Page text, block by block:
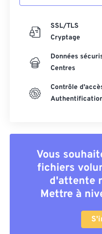
SSL/TLS
Cryptage
Données
Centres
Contrôle
Vous
fichiers
d'attente
Mettre à